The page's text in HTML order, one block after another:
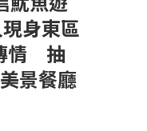
身東區
情 抽
景餐廳